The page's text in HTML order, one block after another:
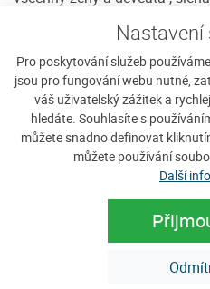
Pro poskytování služeb
jsou pro fungování webu nutné,
váš uživatelský zážitek a
hledáte. Souhlasíte s
můžete snadno definovat
můžete používání
Další
„Hody, hody doprovody, dejte
malovaný, dejte aspoň bílý,
Holky přece nesmí uschnout!
obdarovávají barvenými
stužky na konec pomlázky.
které dívky a ženy nabízejí, ať
původní zvyky a tradice,